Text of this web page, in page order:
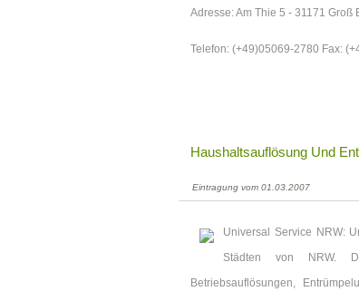
Adresse: Am Thie 5 - 31171 Groß
Telefon: (+49)05069-2780 Fax:
Haushaltsauflösung Und
Eintragung vom 01.03.2007
Universal Service NRW:
Städten von NRW.
Betriebsauflösungen,